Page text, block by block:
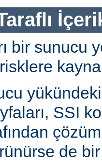
bir sunucu
yükündeki
SSI
de